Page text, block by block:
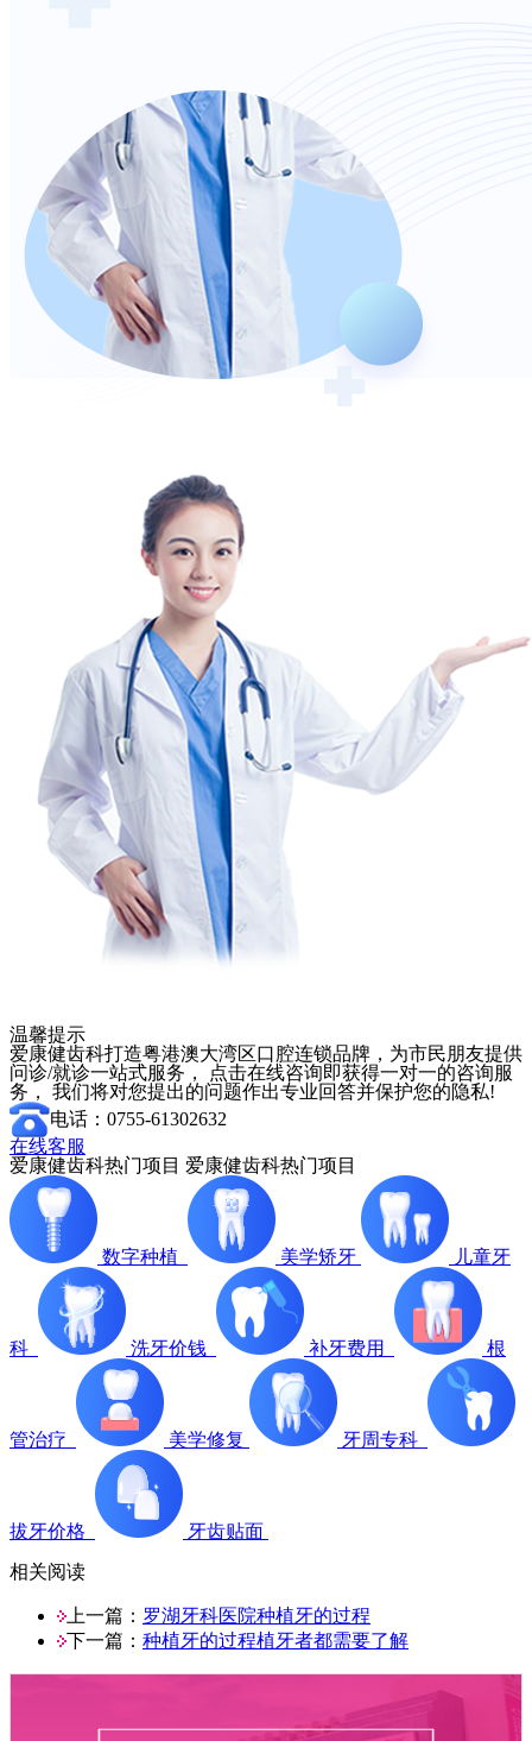
温馨提示
爱康健齿科打造粤港澳大湾区口腔连锁品牌，为市民朋友提供
问诊/就诊一站式服务， 点击在线咨询即获得一对一的咨询服
务， 我们将对您提出的问题作出专业回答并保护您的隐私!
电话：0755-61302632
在线客服
爱康健齿科热门项目 爱康健齿科热门项目
数字种植 美学矫牙 儿童牙
科 洗牙价钱 补牙费用 根
管治疗 美学修复 牙周专科
拔牙价格
牙齿贴面
相关阅读
上一篇： 罗湖牙科医院种植牙的过程
下一篇： 种植牙的过程植牙者都需要了解